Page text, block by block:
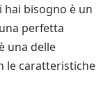
hai bisogno è un
perfetta
una delle
le caratteristiche